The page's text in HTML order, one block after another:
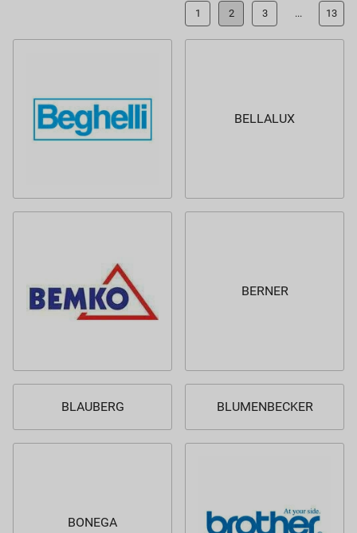
1 2 3 ... 13
BELLALUX
BERNER
BLAUBERG BLUMENBECKER
BONEGA